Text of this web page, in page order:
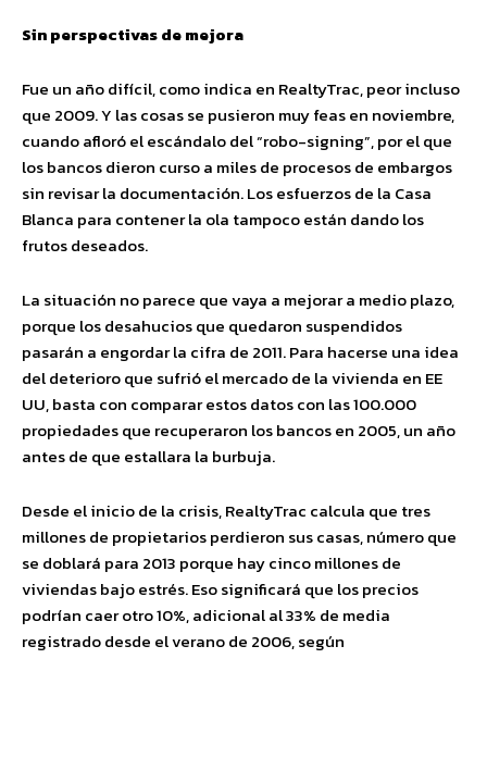
Sin perspectivas de mejora
Fue un año difícil, como indica en RealtyTrac, peor incluso
que 2009. Y las cosas se pusieron muy feas en noviembre,
cuando afloró el escándalo del “robo-signing”, por el que
los bancos dieron curso a miles de procesos de embargos
sin revisar la documentación. Los esfuerzos de la Casa
Blanca para contener la ola tampoco están dando los
frutos deseados.
La situación no parece que vaya a mejorar a medio plazo,
porque los desahucios que quedaron suspendidos
pasarán a engordar la cifra de 2011. Para hacerse una idea
del deterioro que sufrió el mercado de la vivienda en EE
UU, basta con comparar estos datos con las 100.000
propiedades que recuperaron los bancos en 2005, un año
antes de que estallara la burbuja.
Desde el inicio de la crisis, RealtyTrac calcula que tres
millones de propietarios perdieron sus casas, número que
se doblará para 2013 porque hay cinco millones de
viviendas bajo estrés. Eso significará que los precios
podrían caer otro 10%, adicional al 33% de media
registrado desde el verano de 2006, según